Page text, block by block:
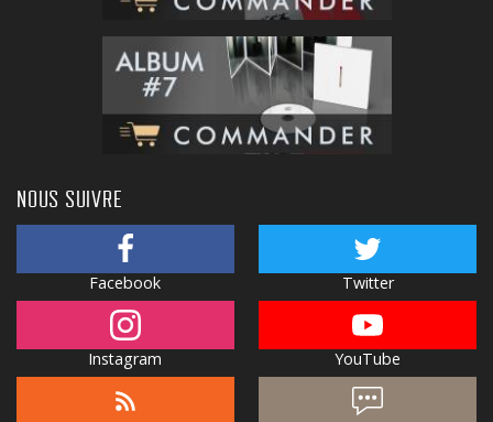
NOUS SUIVRE
Facebook Twitter
Instagram YouTube